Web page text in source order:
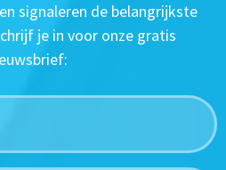
signaleren de belangrijkste
je in voor onze gratis